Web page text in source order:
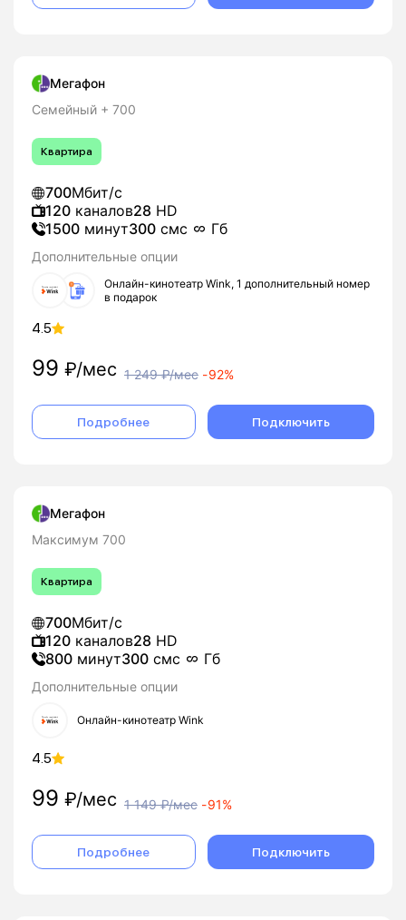
Мегафон
Семейный + 700
Квартира
700Мбит/с
120 каналов28 HD
1500 минут300 смс Гб
Дополнительные опции
Онлайн-кинотеатр Wink, 1 дополнительный номер
в подарок
4.5
99 ₽/мес 1 249₽/мес -92%
Подробнее Подключить
Мегафон
Максимум 700
Квартира
700Мбит/с
120 каналов28 HD
800 минут300 смс Гб
Дополнительные опции
Онлайн-кинотеатр Wink
4.5
99 ₽/мес 1 149₽/мес -91%
Подробнее Подключить